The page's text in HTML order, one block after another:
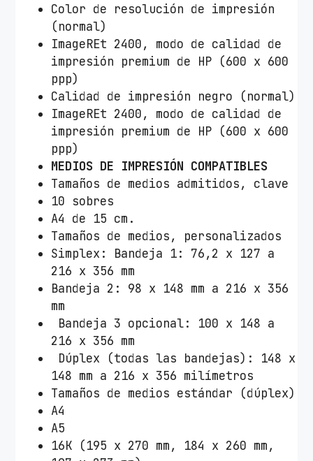
Color de resolución de impresión
(normal)
ImageREt 2400, modo de calidad de
impresión premium de HP (600 x 600
ppp)
Calidad de impresión negro (normal)
ImageREt 2400, modo de calidad de
impresión premium de HP (600 x 600
ppp)
MEDIOS DE IMPRESIÓN COMPATIBLES
Tamaños de medios admitidos, clave
10 sobres
A4 de 15 cm.
Tamaños de medios, personalizados
Simplex: Bandeja 1: 76,2 x 127 a
216 x 356 mm
Bandeja 2: 98 x 148 mm a 216 x 356
mm
Bandeja 3 opcional: 100 x 148 a
216 x 356 mm
Dúplex (todas las bandejas): 148 x
148 mm a 216 x 356 milímetros
Tamaños de medios estándar (dúplex)
A4
A5
16K (195 x 270 mm, 184 x 260 mm,